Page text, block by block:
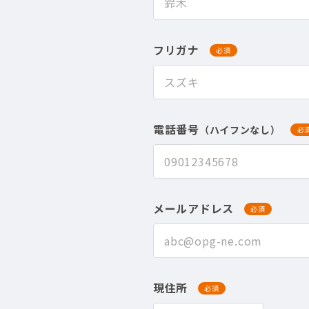
フリガナ 必須
電話番号 （ハイフンなし） 必
メールアドレス 必須
現住所 必須